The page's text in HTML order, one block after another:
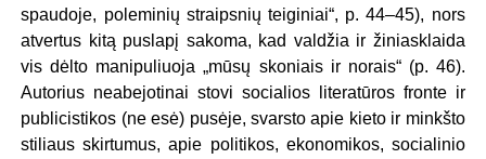
spaudoje, poleminių straipsnių teiginiai“, p. 44–45), nors
atvertus kitą puslapį sakoma, kad valdžia ir žiniasklaida
vis dėlto manipuliuoja „mūsų skoniais ir norais“ (p. 46).
Autorius neabejotinai stovi socialios literatūros fronte ir
publicistikos (ne esė) pusėje, svarsto apie kieto ir minkšto
stiliaus skirtumus, apie politikos, ekonomikos, socialinio